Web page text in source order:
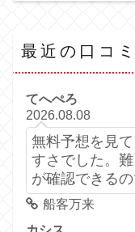
最近の口コミ
てへぺろ
2026.08.08
無料予想を見
すさでした。
が確認できる
船客万来